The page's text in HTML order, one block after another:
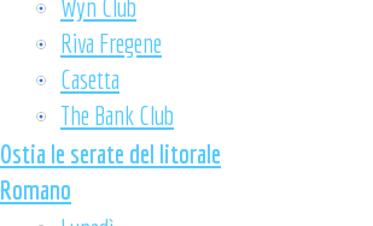
Wyn Club
Riva Fregene
Casetta
The Bank Club
Ostia le serate del litorale
Romano